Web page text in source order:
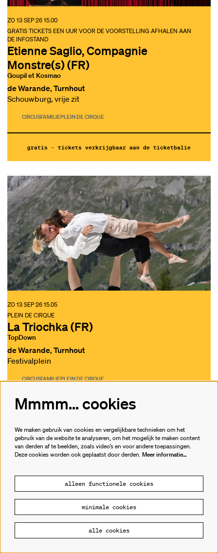
Etienne Saglio, Compagnie
Monstre(s) (FR)
Goupil et Kosmao
GRATIS TICKETS EEN UUR VOOR DE VOORSTELLING AFHALEN AAN
DE INFOSTAND
ZO 13 SEP 2615.00
de Warande, Turnhout
Schouwburg, vrije zit
CIRCUSFAMILIEPLEIN DE CIRQUE
gratis - tickets verkrijgbaar aan de ticketbalie
La Triochka (FR)
TopDown
PLEIN DE CIRQUE
ZO 13 SEP 2615.05
de Warande, Turnhout
Festivalplein
CIRCUSFAMILIEPLEIN DE CIRQUE
gratis
Mmmm... cookies
We maken gebruik van cookies en vergelijkbare technieken om het
gebruik van de website te analyseren, om het mogelijk te maken content
van derden af te beelden, zoals video’s en voor andere toepassingen.
Deze cookies worden ook geplaatst door derden. Meer informatie…
alleen functionele cookies
minimale cookies
alle cookies